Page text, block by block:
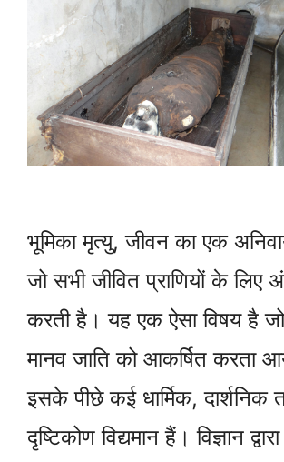
भूमिका मृत्यु, जीवन का एक
जो सभी जीवित प्राणियों के
करती है। यह एक ऐसा विषय है
मानव जाति को आकर्षित करता
इसके पीछे कई धार्मिक, दार्शनिक
दृष्टिकोण विद्यमान हैं। विज्ञान